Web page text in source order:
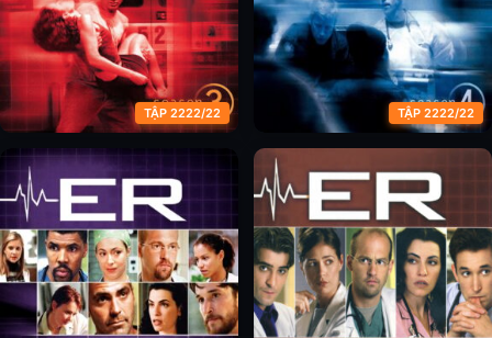
TẬP 2222/22
Phòng Cấp Cứu (Phần 3)
TẬP 2222/22
Phòng Cấp Cứu (Phần 4)